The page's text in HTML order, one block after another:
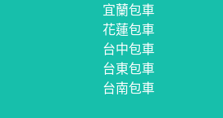
宜蘭包車
花蓮包車
台中包車
台東包車
台南包車